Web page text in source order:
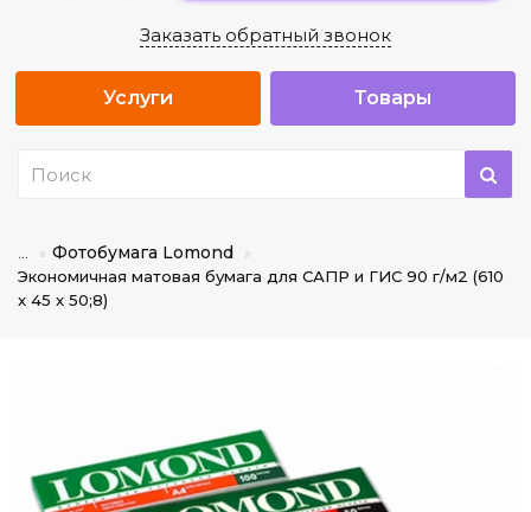
Заказать обратный звонок
Товары
Услуги
Фотобумага Lomond
Экономичная матовая бумага для САПР и ГИС 90 г/м2 (610
x 45 x 50;8)